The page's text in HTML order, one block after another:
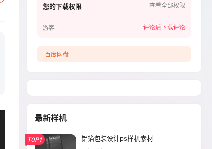
您的下载权限 查看全部权限
游客 评论后下载评论
百度网盘
最新样机
TOP1 铝箔包装设计ps样机素材